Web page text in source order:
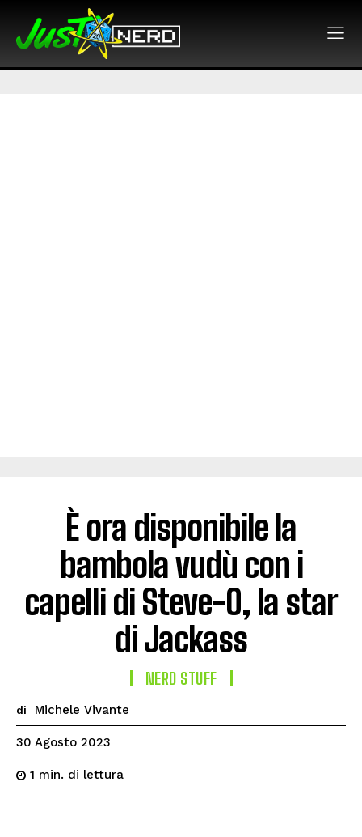
È ora disponibile la
bambola vudù con i
capelli di Steve-O, la star
di Jackass
NERD STUFF
di Michele Vivante
30 Agosto 2023
1 min. di lettura